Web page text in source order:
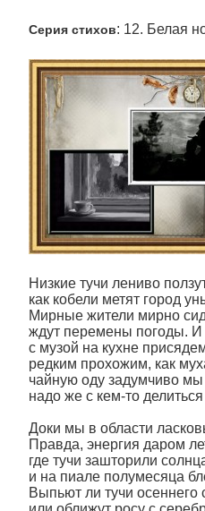
Серия стихов: 12. Белая
Низкие тучи лениво
как кобели метят город
Мирные жители мирно
ждут перемены погоды.
с музой на кухне
редким прохожим, как
чайную оду задумчиво
надо же с кем-то
Доки мы в области
Правда, энергия даром
где тучи зашторили
и на пиале полумесяца
Выпьют ли тучи осеннего